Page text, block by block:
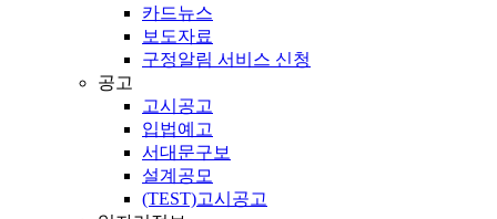
카드뉴스
보도자료
구정알림 서비스 신청
공고
고시공고
입법예고
서대문구보
설계공모
(TEST)고시공고